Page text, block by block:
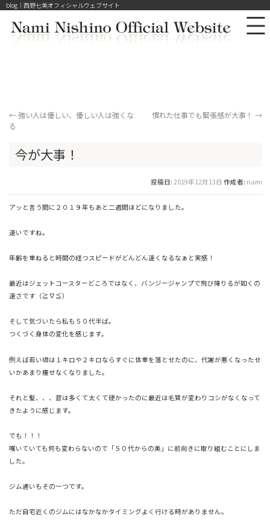
blog｜西野七美オフィシャルウェブサイト
←強い人は優しい、優しい人は強くな
る
慣れた仕事でも緊張感が大事！ →
今が大事！
投稿日: 2019年12月13日 作成者: nami
アッと言う間に２０１９年もあと二週間ほどになりました。
速いですね。
年齢を重ねると時間の経つスピードがどんどん速くなるなぁと実感！
最近はジェットコースターどころではなく、バンジージャンプで飛び降りるが如くの
速さです（≧∇≦）
そして気づいたら私も５０代半ば。
つくづく身体の変化を感じます。
例えば若い頃は１キロや２キロならすぐに体重を落とせたのに、代謝が悪くなったせ
いかあまり痩せなくなりました。
それと髪、、、昔は多くて太くて硬かったのに最近は毛質が変わりコシがなくなって
きたように感じます。
でも！！！
嘆いていても何も変わらないので「５０代からの美」に前向きに取り組むことにしま
した。
ジム通いもその一つです。
ただ自宅近くのジムにはなかなかタイミングよく行ける時がありません。